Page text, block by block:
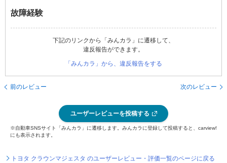
故障経験
下記のリンクから「みんカラ」に遷移して、
違反報告ができます。
「みんカラ」から、違反報告をする
前のレビュー 次のレビュー
ユーザーレビューを投稿する
※自動車SNSサイト「みんカラ」に遷移します。みんカラに登録して投稿すると、carview!
にも表示されます。
トヨタ クラウンマジェスタ のユーザーレビュー・評価一覧のページに戻る